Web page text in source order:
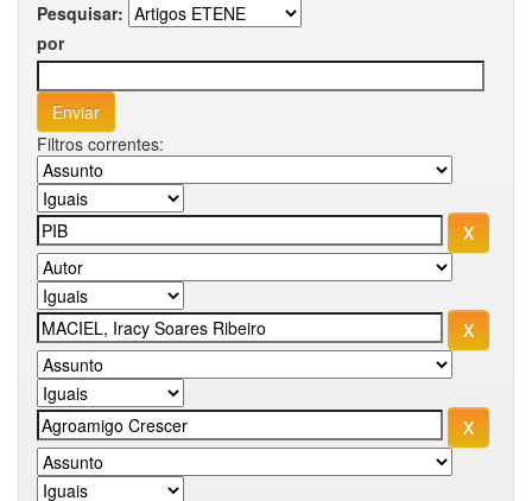
Pesquisar:
por
Filtros correntes: